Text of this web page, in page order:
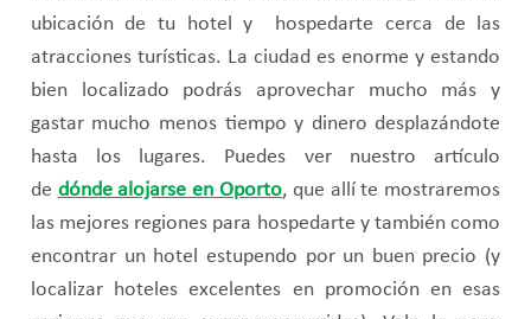
ubicación de tu hotel y hospedarte cerca de las
atracciones turísticas. La ciudad es enorme y estando
bien localizado podrás aprovechar mucho más y
gastar mucho menos tiempo y dinero desplazándote
hasta los lugares. Puedes ver nuestro artículo
de dónde alojarse en Oporto, que allí te mostraremos
las mejores regiones para hospedarte y también como
encontrar un hotel estupendo por un buen precio (y
localizar hoteles excelentes en promoción en esas